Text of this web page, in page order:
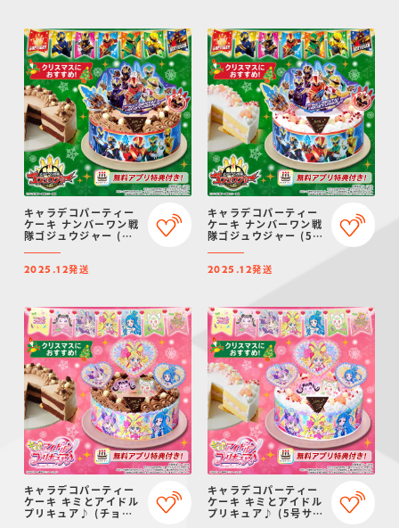
キャラデコパーティー
ケーキ ナンバーワン戦
隊ゴジュウジャー (チ
ョコクリーム)(5号サ
イズ)【2025年12月発
送・クリスマス予約】
2025.12発送
キャラデコパーティー
ケーキ ナンバーワン戦
隊ゴジュウジャー (5号
サイズ)【2025年12月
発送・クリスマス予
約】
2025.12発送
キャラデコパーティー
ケーキ キミとアイドル
プリキュア♪ (チョコ
キャラデコパーティー
ケーキ キミとアイドル
プリキュア♪ (5号サイ